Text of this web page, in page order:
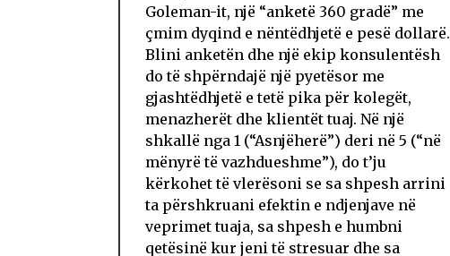
Goleman-it, një “anketë 360 gradë” me
çmim dyqind e nëntëdhjetë e pesë dollarë.
Blini anketën dhe një ekip konsulentësh
do të shpërndajë një pyetësor me
gjashtëdhjetë e tetë pika për kolegët,
menazherët dhe klientët tuaj. Në një
shkallë nga 1 (“Asnjëherë”) deri në 5 (“në
mënyrë të vazhdueshme”), do t’ju
kërkohet të vlerësoni se sa shpesh arrini
ta përshkruani efektin e ndjenjave në
veprimet tuaja, sa shpesh e humbni
qetësinë kur jeni të stresuar dhe sa